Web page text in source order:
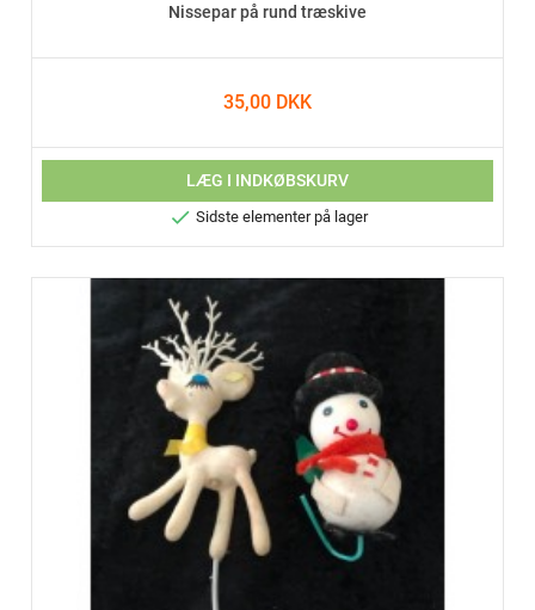
Nissepar på rund træskive
35,00 DKK
LÆG I INDKØBSKURV
 Sidste elementer på lager